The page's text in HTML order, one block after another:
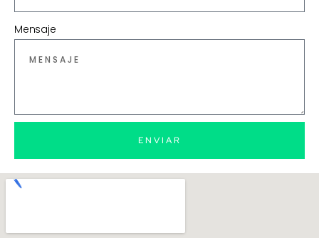
Mensaje
ENVIAR